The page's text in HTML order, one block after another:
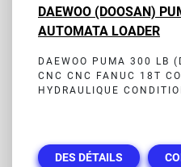
DAEWOO (DOOSAN)
AUTOMATA LOADER
DAEWOO PUMA 300 LB
CNC CNC FANUC 18T
HYDRAULIQUE
DES DÉTAILS